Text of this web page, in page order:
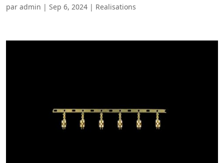
par admin | Sep 6, 2024 | Realisations